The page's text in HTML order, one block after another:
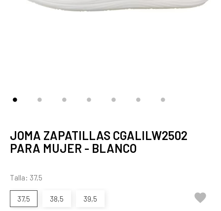
JOMA ZAPATILLAS CGALILW2502
PARA MUJER - BLANCO
Talla: 37,5
37,5 38,5 39,5 